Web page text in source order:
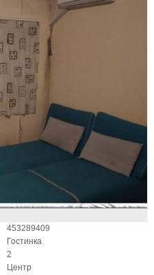
453289409
Гостинка
2
Центр